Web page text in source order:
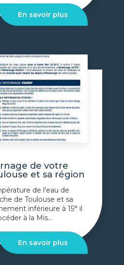
En savoir plus
de votre
et sa région
de l'eau de
de Toulouse et sa
inférieure à 15° il
à la Mis...
En savoir plus